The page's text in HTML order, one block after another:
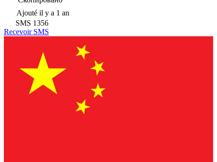
Ajouté il y a 1 an
SMS 1356
Recevoir SMS